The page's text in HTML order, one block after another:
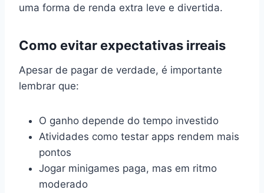
uma forma de renda extra leve e divertida.
Como evitar expectativas irreais
Apesar de pagar de verdade, é importante
lembrar que:
O ganho depende do tempo investido
Atividades como testar apps rendem mais
pontos
Jogar minigames paga, mas em ritmo
moderado